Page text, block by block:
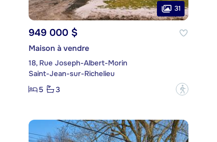
31
949 000 $
Maison à vendre
18, Rue Joseph-Albert-Morin
Saint-Jean-sur-Richelieu
5
3 ?